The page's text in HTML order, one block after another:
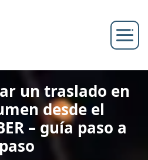
un traslado en
desde el
– guía paso a
paso